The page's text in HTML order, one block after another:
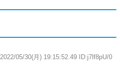
2022/05/30(月) 19:15:52.49 ID:j7lf8pU/0